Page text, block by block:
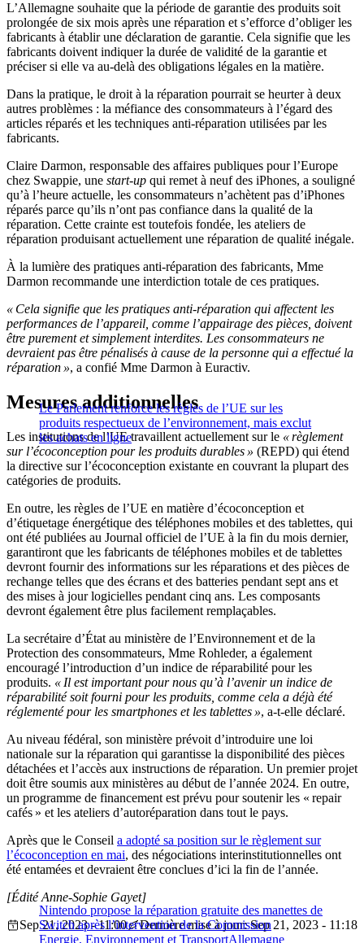
L’Allemagne souhaite que la période de garantie des produits soit
prolongée de six mois après une réparation et s’efforce d’obliger les
fabricants à établir une déclaration de garantie. Cela signifie que les
fabricants doivent indiquer la durée de validité de la garantie et
préciser si elle va au-delà des obligations légales en la matière.
Dans la pratique, le droit à la réparation pourrait se heurter à deux
autres problèmes : la méfiance des consommateurs à l’égard des
articles réparés et les techniques anti-réparation utilisées par les
fabricants.
Claire Darmon, responsable des affaires publiques pour l’Europe
chez Swappie, une start-up qui remet à neuf des iPhones, a souligné
qu’à l’heure actuelle, les consommateurs n’achètent pas d’iPhones
réparés parce qu’ils n’ont pas confiance dans la qualité de la
réparation. Cette crainte est toutefois fondée, les ateliers de
réparation produisant actuellement une réparation de qualité inégale.
À la lumière des pratiques anti-réparation des fabricants, Mme
Darmon recommande une interdiction totale de ces pratiques.
« Cela signifie que les pratiques anti-réparation qui affectent les
performances de l’appareil, comme l’appairage des pièces, doivent
être purement et simplement interdites. Les consommateurs ne
devraient pas être pénalisés à cause de la personne qui a effectué la
réparation », a confié Mme Darmon à Euractiv.
Le Parlement renforce les règles de l’UE sur les
produits respectueux de l’environnement, mais exclut
les achats en ligne
Mesures additionnelles
Les institutions de l’UE travaillent actuellement sur le « règlement
sur l’écoconception pour les produits durables » (REPD) qui étend
la directive sur l’écoconception existante en couvrant la plupart des
catégories de produits.
En outre, les règles de l’UE en matière d’écoconception et
d’étiquetage énergétique des téléphones mobiles et des tablettes, qui
ont été publiées au Journal officiel de l’UE à la fin du mois dernier,
garantiront que les fabricants de téléphones mobiles et de tablettes
devront fournir des informations sur les réparations et des pièces de
rechange telles que des écrans et des batteries pendant sept ans et
des mises à jour logicielles pendant cinq ans. Les composants
devront également être plus facilement remplaçables.
La secrétaire d’État au ministère de l’Environnement et de la
Protection des consommateurs, Mme Rohleder, a également
encouragé l’introduction d’un indice de réparabilité pour les
produits. « Il est important pour nous qu’à l’avenir un indice de
réparabilité soit fourni pour les produits, comme cela a déjà été
réglementé pour les smartphones et les tablettes », a-t-elle déclaré.
Au niveau fédéral, son ministère prévoit d’introduire une loi
nationale sur la réparation qui garantisse la disponibilité des pièces
détachées et l’accès aux instructions de réparation. Un premier projet
doit être soumis aux ministères au début de l’année 2024. En outre,
un programme de financement est prévu pour soutenir les « repair
cafés » et les ateliers d’autoréparation dans tout le pays.
Après que le Conseil a adopté sa position sur le règlement sur
l’écoconception en mai, des négociations interinstitutionnelles ont
été entamées et devraient être conclues d’ici la fin de l’année.
Nintendo propose la réparation gratuite des manettes de
Switch après l’intervention de la Commission
[Édité Anne-Sophie Gayet]
Sep 21, 2023 - 11:00
Dernière mise à jour: Sep 21, 2023 - 11:18
Energie, Environnement et TransportAllemagne